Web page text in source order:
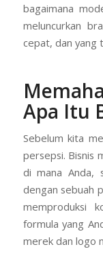
bagaimana
meluncurkan
cepat, dan yang
Apa Itu
Sebelum kita
persepsi. Bisnis
di mana Anda,
dengan sebuah
memproduksi
formula yang
merek dan logo